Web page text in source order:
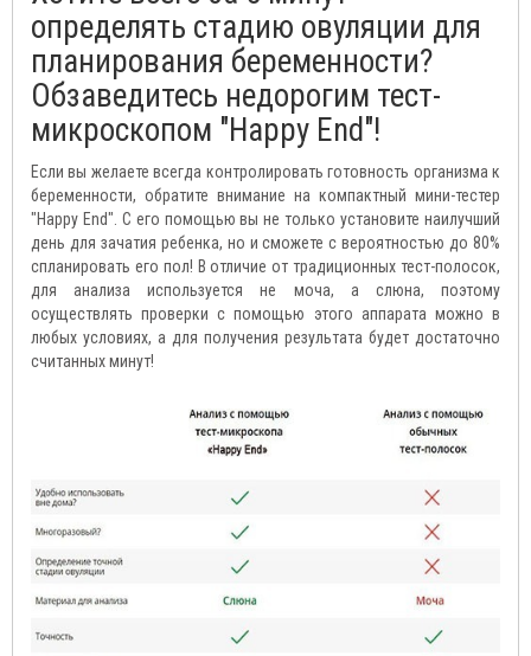
определять стадию овуляции для
планирования беременности?
Обзаведитесь недорогим тест-
микроскопом "Happy End"!
Если вы желаете всегда контролировать готовность организма к
беременности, обратите внимание на компактный мини-тестер
"Happy End". С его помощью вы не только установите наилучший
день для зачатия ребенка, но и сможете с вероятностью до 80%
спланировать его пол! В отличие от традиционных тест-полосок,
для анализа используется не моча, а слюна, поэтому
осуществлять проверки с помощью этого аппарата можно в
любых условиях, а для получения результата будет достаточно
считанных минут!